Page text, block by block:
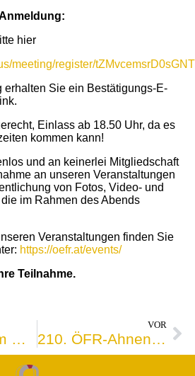
hier
meeting/register/
erhalten Sie ein Bestätigungs-E-
Einlass ab 18.50 Uhr, da es
kommen kann!
und an keinerlei Mitgliedschaft
an unseren Veranstaltungen
von Fotos, Video- und
im Rahmen des Abends
Veranstaltungen finden Sie
https://oefr.at/events/
Teilnahme.
Führung: „Vom Naturraum zur Festungsstadt“
VOR
210. ÖFR-Ahnenforschungs-Café über Zoom